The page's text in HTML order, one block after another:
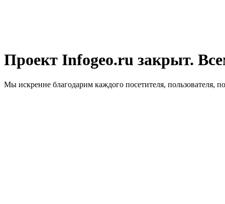
Проект Infogeo.ru закрыт.
Мы искренне благодарим каждого посетителя, пользователя,